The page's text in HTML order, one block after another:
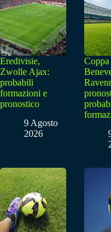
Eredivisie,
Zwolle Ajax:
probabili
formazioni e
pronostico
9 Agosto
2026